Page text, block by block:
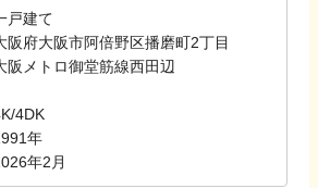
戸建て
阪府大阪市阿倍野区播磨町2丁目
阪メトロ御堂筋線西田辺
4DK
年
年2月